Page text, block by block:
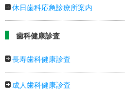
休日歯科応急診療所案内
歯科健康診査
長寿歯科健康診査
成人歯科健康診査